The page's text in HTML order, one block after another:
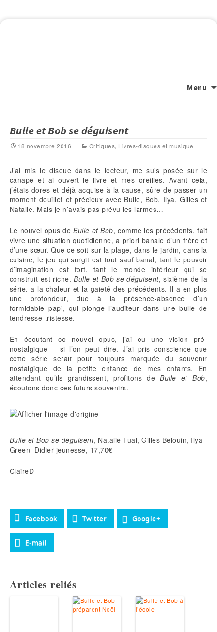
Menu
Bulle et Bob se déguisent
18 novembre 2016 Critiques, Livres-disques et musique
J’ai mis le disque dans le lecteur, me suis posée sur le
canapé et ai ouvert le livre et mes oreilles. Avant cela,
j’étais dores et déjà acquise à la cause, sûre de passer un
moment douillet et précieux avec Bulle, Bob, Ilya, Gilles et
Natalie. Mais je n’avais pas prévu les larmes…
Le nouvel opus deBulle et Bob, comme les précédents, fait
vivre une situation quotidienne, a priori banale d’un frère et
d’une sœur. Que ce soit sur la plage, dans le jardin, dans la
cuisine, le jeu qui surgit est tout sauf banal, tant le pouvoir
d’imagination est fort, tant le monde intérieur qui se
construit est riche.Bulle et Bob se déguisent, sixième de la
série, a la chaleur et la gaieté des précédents. Il a en plus
une profondeur, due à la présence-absence d’un
formidable papi, qui plonge l’auditeur dans une bulle de
tendresse-tristesse.
En écoutant ce nouvel opus, j’ai eu une vision pré-
nostalgique – si l’on peut dire. J’ai pris conscience que
cette série serait pour toujours marquée du souvenir
nostalgique de la petite enfance de mes enfants. En
attendant qu’ils grandissent, profitons deBulle et Bob,
écoutons donc ces futurs souvenirs.
Bulle et Bob se déguisent, Natalie Tual, Gilles Belouin, Ilya
Green, Didier jeunesse, 17,70€
ClaireD
Facebook Twitter Google+
E-mail
Articles reliés